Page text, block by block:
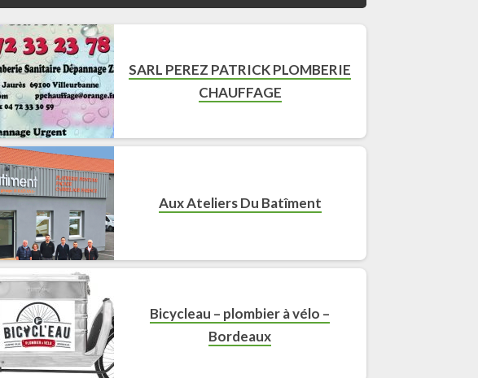
SARL PEREZ PATRICK PLOMBERIE
CHAUFFAGE
Aux Ateliers Du Batîment
Bicycleau – plombier à vélo –
Bordeaux